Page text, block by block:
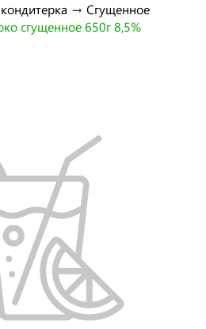
→ Сгущенное
сгущенное 650г 8,5%